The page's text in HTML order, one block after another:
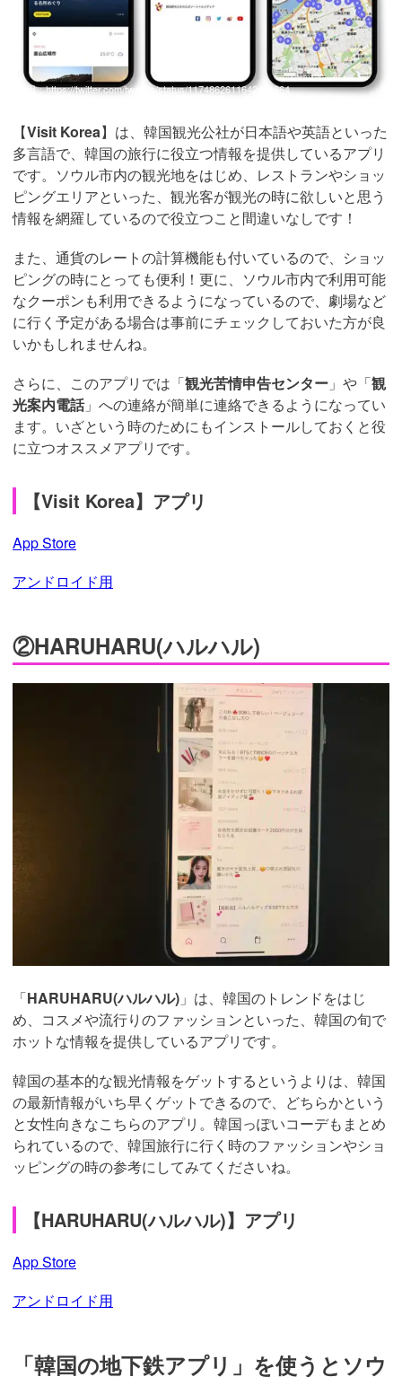
引用：https://twitter.com/twittkto/status/1174862611642404864
【Visit Korea】は、韓国観光公社が日本語や英語といった
多言語で、韓国の旅行に役立つ情報を提供しているアプリ
です。ソウル市内の観光地をはじめ、レストランやショッ
ピングエリアといった、観光客が観光の時に欲しいと思う
情報を網羅しているので役立つこと間違いなしです！
また、通貨のレートの計算機能も付いているので、ショッ
ピングの時にとっても便利！更に、ソウル市内で利用可能
なクーポンも利用できるようになっているので、劇場など
に行く予定がある場合は事前にチェックしておいた方が良
いかもしれませんね。
さらに、このアプリでは「観光苦情申告センター 」や「観
光案内電話」への連絡が簡単に連絡できるようになってい
ます。いざという時のためにもインストールしておくと役
に立つオススメアプリです。
【Visit Korea】アプリ
App Store
アンドロイド用
②HARUHARU(ハルハル)
「HARUHARU(ハルハル) 」は、韓国のトレンドをはじ
め、コスメや流行りのファッションといった、韓国の旬で
ホットな情報を提供しているアプリです。
韓国の基本的な観光情報をゲットするというよりは、韓国
の最新情報がいち早くゲットできるので、どちらかという
と女性向きなこちらのアプリ。韓国っぽいコーデもまとめ
られているので、韓国旅行に行く時のファッションやショ
ッピングの時の参考にしてみてくださいね。
【HARUHARU(ハルハル)】アプリ
App Store
アンドロイド用
「韓国の地下鉄アプリ」を使うとソウ